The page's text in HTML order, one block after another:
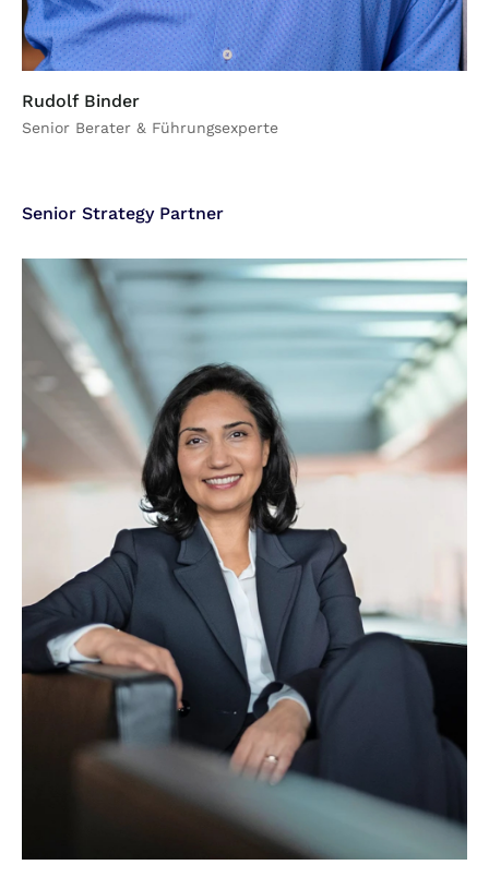
Rudolf Binder
Senior Berater & Führungsexperte
Senior Strategy Partner